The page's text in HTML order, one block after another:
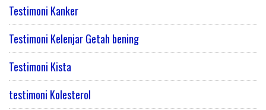
Testimoni Kanker
Testimoni Kelenjar Getah bening
Testimoni Kista
testimoni Kolesterol